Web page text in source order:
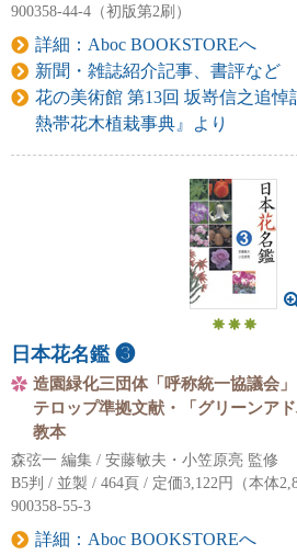
900358-44-4（初版第2刷）
詳細：Aboc BOOKSTOREへ
新聞・雑誌紹介記事、書評など
花の美術館 第13回 坂嵜信之追悼
熱帯花木植栽事典』より
日本花名鑑 ❸
造園緑化三団体「呼称統一協議会
テロップ準拠文献・「グリーンア
教本
森弦一 編集 / 安藤敏夫・小笠原亮 監修
B5判 / 並製 / 464頁 / 定価3,122円（本体
900358-55-3
詳細：Aboc BOOKSTOREへ